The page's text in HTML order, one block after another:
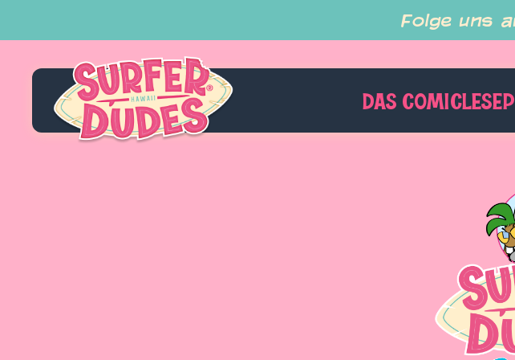
Folge uns
DAS COMIC